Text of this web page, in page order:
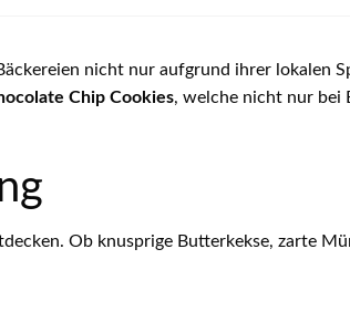
nicht nur aufgrund ihrer lokalen
Chip Cookies, welche nicht nur bei
Ob knusprige Butterkekse, zarte